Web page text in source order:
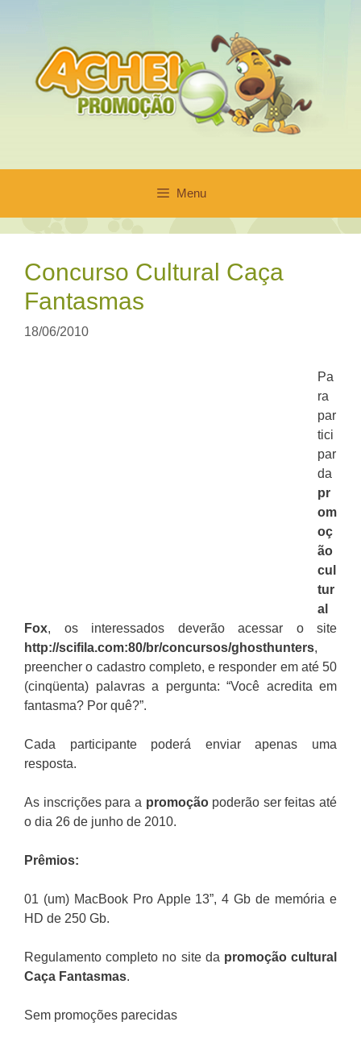
conteúdo
Menu
Concurso Cultural Caça
Fantasmas
18/06/2010
Pa
ra
par
tici
par
da
pr
om
oç
ão
cul
tur
al
Fox, os interessados deverão acessar o site
http://scifila.com:80/br/concursos/ghosthunters,
preencher o cadastro completo, e responder em até 50
(cinqüenta) palavras a pergunta: “Você acredita em
fantasma? Por quê?”.
Cada participante poderá enviar apenas uma
resposta.
As inscrições para a promoçãopoderão ser feitas até
o dia 26 de junho de 2010.
Prêmios:
01 (um) MacBook Pro Apple 13”, 4 Gb de memória e
HD de 250 Gb.
Regulamento completo no site da promoção cultural
Caça Fantasmas.
Sem promoções parecidas